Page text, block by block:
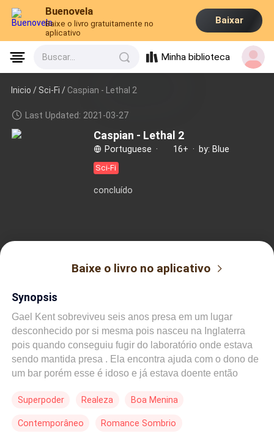
Buenovela
Baixe o livro gratuitamente no
aplicativo
Baixar
Buscar... Minha biblioteca
Inicio / Sci-Fi / Caspian - Lethal 2
Last Updated: 2021-03-27
Caspian - Lethal 2
Portuguese · 16+ · by: Blue
Sci-Fi
concluído
Baixe o livro no aplicativo
Synopsis
Gael Kent sobreviveu seis anos presa em um lugar
desconhecido por si mesma pois nasceu na Inglaterra
pois quando conseguiu fugir do laboratório onde estava
sendo mantida presa . Ela encontra ajuda com o dono de
um bar porém esse é idoso e já estava doente então
não falava nada do idioma Romeno então decidi viver
estavam invadindo sua casa para matá-la ou estuprá-la .
Superpoder Realeza Boa Menina
Contemporâneo Romance Sombrio